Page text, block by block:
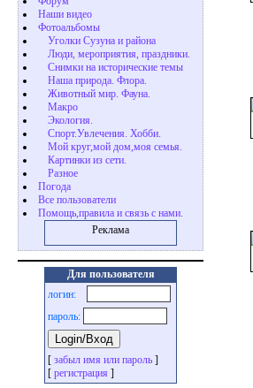
Наши видео
Фотоальбомы
Уголки Сузуна и района
Люди, мероприятия, праздники.
Снимки на исторические темы
Наша природа. Флора.
Животный мир. Фауна.
Макро
Экология.
Cпорт.Увлечения. Хобби.
Мой круг,мой дом,моя семья.
Картинки из сети.
Разное
Погода
Все пользователи
Помощь,правила и связь с нами.
Реклама
Для пользователя
логин:
пароль:
[ забыл имя или пароль ]
[ регистрация ]